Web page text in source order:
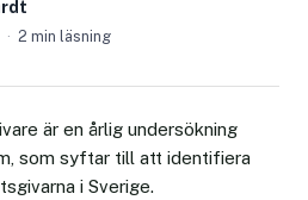
2 min läsning
är en årlig undersökning
som syftar till att identifiera
i Sverige.